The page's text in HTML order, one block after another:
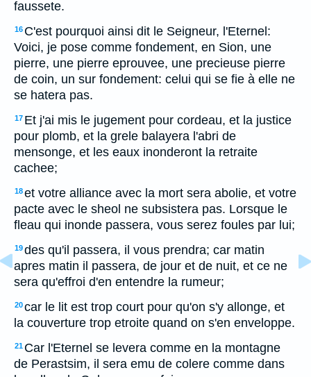
faussete.
16 C'est pourquoi ainsi dit le Seigneur, l'Eternel:
Voici, je pose comme fondement, en Sion, une
pierre, une pierre eprouvee, une precieuse pierre
de coin, un sur fondement: celui qui se fie à elle ne
se hatera pas.
17 Et j'ai mis le jugement pour cordeau, et la justice
pour plomb, et la grele balayera l'abri de
mensonge, et les eaux inonderont la retraite
cachee;
18et votre alliance avec la mort sera abolie, et votre
pacte avec le sheol ne subsistera pas. Lorsque le
fleau qui inonde passera, vous serez foules par lui;
19des qu'il passera, il vous prendra; car matin
apres matin il passera, de jour et de nuit, et ce ne
sera qu'effroi d'en entendre la rumeur;
20car le lit est trop court pour qu'on s'y allonge, et
la couverture trop etroite quand on s'en enveloppe.
21 Car l'Eternel se levera comme en la montagne
de Perastsim, il sera emu de colere comme dans